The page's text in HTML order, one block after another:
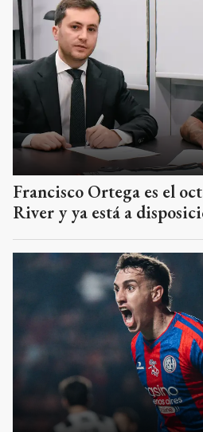
Francisco Ortega es el
River y ya está a